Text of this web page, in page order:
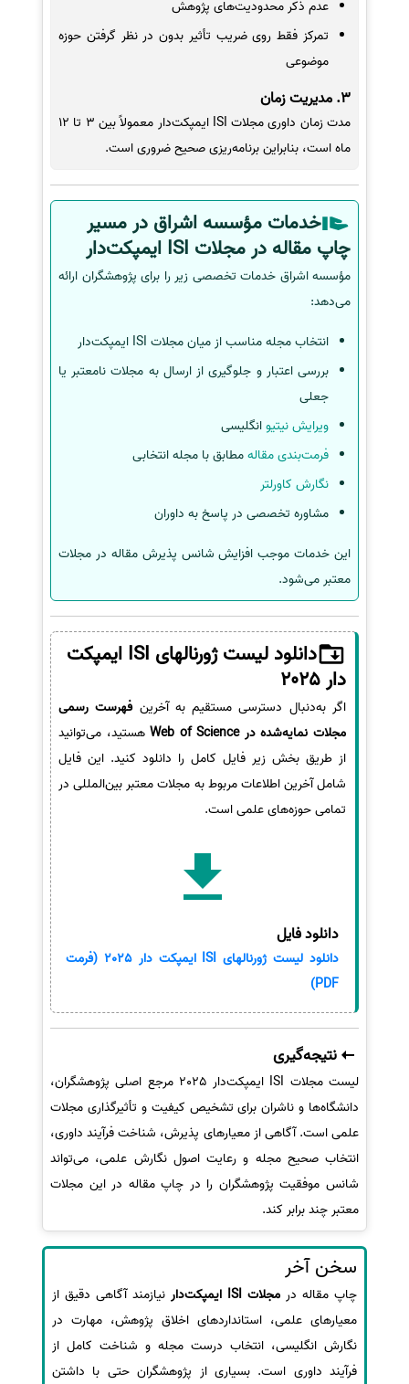
عدم ذکر محدودیت‌های پژوهش
تمرکز فقط روی ضریب تأثیر بدون در نظر گرفتن حوزه
موضوعی
3. مدیریت زمان
مدت زمان داوری مجلات ISI ایمپکت‌دار معمولاً بین 3 تا 12
ماه است، بنابراین برنامه‌ریزی صحیح ضروری است.
خدمات مؤسسه اشراق در مسیر
چاپ مقاله در مجلات ISI ایمپکت‌دار
مؤسسه اشراق خدمات تخصصی زیر را برای پژوهشگران ارائه
می‌دهد:
انتخاب مجله مناسب از میان مجلات ISI ایمپکت‌دار
بررسی اعتبار و جلوگیری از ارسال به مجلات نامعتبر یا
جعلی
ویرایش نیتیوانگلیسی
فرمت‌بندی مقالهمطابق با مجله انتخابی
نگارش کاورلتر
مشاوره تخصصی در پاسخ به داوران
این خدمات موجب افزایش شانس پذیرش مقاله در مجلات
معتبر می‌شود.
دانلود لیست ژورنالهای ISI ایمپکت
دار 2025
اگر به‌دنبال دسترسی مستقیم به آخرینفهرست رسمی
مجلات نمایه‌شده در Web of Science
هستید، می‌توانید
از طریق بخش زیر فایل کامل را دانلود کنید. این فایل
شامل آخرین اطلاعات مربوط به مجلات معتبر بین‌المللی در
تمامی حوزه‌های علمی است.
دانلود فایل
دانلود لیست ژورنالهای ISI ایمپکت دار 2025 (فرمت
PDF)
نتیجه‌گیری
لیست مجلات ISI ایمپکت‌دار 2025 مرجع اصلی پژوهشگران،
دانشگاه‌ها و ناشران برای تشخیص کیفیت و تأثیرگذاری مجلات
علمی است. آگاهی از معیارهای پذیرش، شناخت فرآیند داوری،
انتخاب صحیح مجله و رعایت اصول نگارش علمی، می‌تواند
شانس موفقیت پژوهشگران را در چاپ مقاله در این مجلات
معتبر چند برابر کند.
سخن آخر
چاپ مقاله در مجلات ISI ایمپکت‌دار
نیازمند آگاهی دقیق از
معیارهای علمی، استانداردهای اخلاق پژوهش، مهارت در
نگارش انگلیسی، انتخاب درست مجله و شناخت کامل از
فرآیند داوری است. بسیاری از پژوهشگران حتی با داشتن